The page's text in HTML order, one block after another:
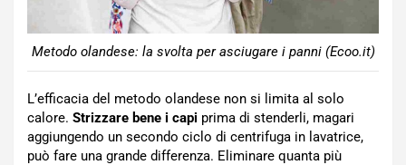
Metodo olandese: la svolta per asciugare i panni (Ecoo.it)
L’efficacia del metodo olandese non si limita al solo
calore. Strizzare bene i capi prima di stenderli, magari
aggiungendo un secondo ciclo di centrifuga in lavatrice,
può fare una grande differenza. Eliminare quanta più